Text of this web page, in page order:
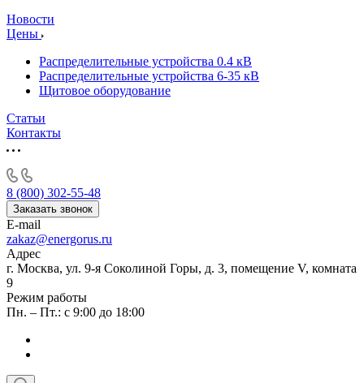
Новости
Цены
Распределительные устройства 0.4 кВ
Распределительные устройства 6-35 кВ
Щитовое оборудование
Статьи
Контакты
8 (800) 302-55-48
Заказать звонок
E-mail
zakaz@energorus.ru
Адрес
г. Москва, ул. 9-я Соколиной Горы, д. 3, помещение V, комната
9
Режим работы
Пн. – Пт.: с 9:00 до 18:00